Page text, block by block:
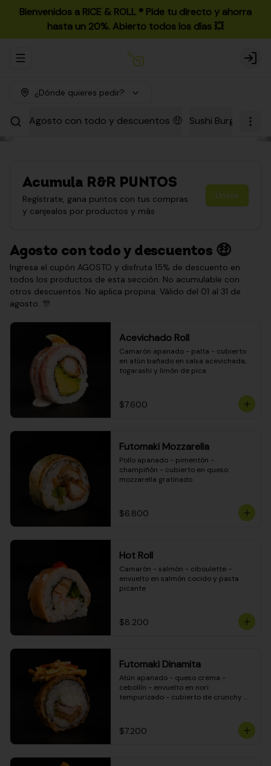
Bienvenidos a RICE & ROLL ®️ Pide tu directo y ahorra
hasta un 20%. Abierto todos los días 💥
Abrir menu de navegación Login
¿Dónde quieres pedir?
Agosto con todo y descuentos 🤑 Sushi Burgers
Acumula R&R PUNTOS
Regístrate, gana puntos con tus compras
y canjealos por productos y más
Únete
Agosto con todo y descuentos 🤑
Ingresa el cupón AGOSTO y disfruta 15% de descuento en
todos los productos de esta sección. No acumulable con
otros descuentos. No aplica propina. Válido del 01 al 31 de
agosto. 🎊
Acevichado Roll
Camarón apanado - palta - cubierto
en atún bañado en salsa acevichada,
togarashi y limón de pica
$7.600
Futomaki Mozzarella
Pollo apanado - pimentón -
champiñón - cubierto en queso
mozzarella gratinado
$6.800
Hot Roll
Camarón - salmón - ciboulette -
envuelto en salmón cocido y pasta
picante
$8.200
Futomaki Dinamita
Atún apanado - queso crema -
cebollín - envuelto en nori
tempurizado - cubierto de crunchy
$7.200